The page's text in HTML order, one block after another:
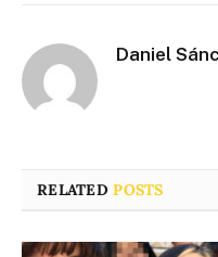
Daniel
RELATEDPOSTS